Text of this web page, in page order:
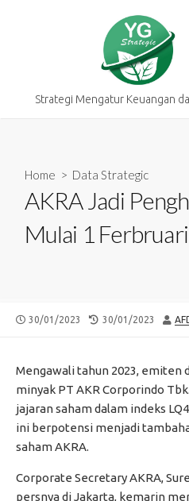
Strategi Mengatur Keuangan
Home > Data Strategic
AKRA Jadi
Mulai 1
PUBLISHED
30/01/2023
LAST
30/01/2023
Mengawali tahun 2023, emiten
minyak PT AKR Corporindo
jajaran saham dalam indeks
ini berpotensi menjadi
saham AKRA.
Corporate Secretary AKRA,
persnya di Jakarta, kemarin